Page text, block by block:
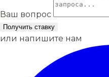
Ваш вопрос
Получить ставку
или напишите нам